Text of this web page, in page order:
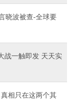
晓波被查-全球要
战一触即发 天天实
相只在这两个其